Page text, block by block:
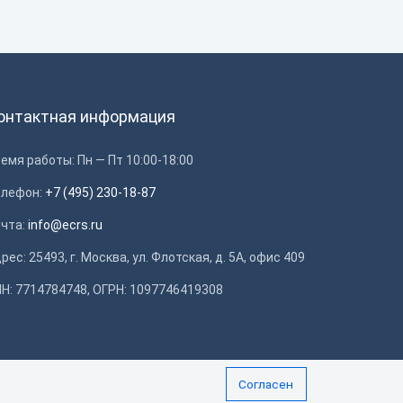
информация
работы: Пн — Пт 10:00-18:00
+7 (495) 230-18-87
info@ecrs.ru
25493, г. Москва, ул. Флотская, д. 5А, офис 409
7714784748, ОГРН: 1097746419308
Согласен